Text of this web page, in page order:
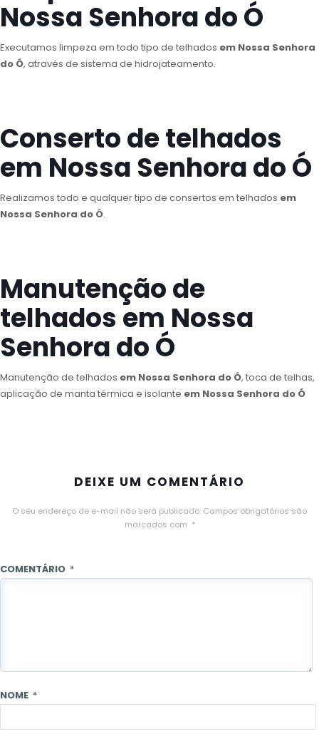
Nossa Senhora do Ó
Executamos limpeza em todo tipo de telhados em Nossa Senhora
do Ó, através de sistema de hidrojateamento.
Conserto de telhados
em Nossa Senhora do Ó
Realizamos todo e qualquer tipo de consertos em telhados em
Nossa Senhora do Ó.
Manutenção de
telhados em Nossa
Senhora do Ó
Manutenção de telhados em Nossa Senhora do Ó, toca de telhas,
aplicação de manta térmica e isolante em Nossa Senhora do Ó
DEIXE UM COMENTÁRIO
O seu endereço de e-mail não será publicado. Campos obrigatórios são
marcados com *
COMENTÁRIO *
NOME *